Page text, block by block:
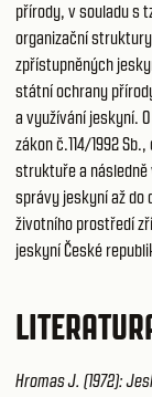
přírody, v souladu s
organizační
zpřístupněných
státní ochrany
a využívání jeskyní.
zákon č.114/1992
struktuře a následně
správy jeskyní až do
životního prostředí
jeskyní České
Hromas J. (1972):